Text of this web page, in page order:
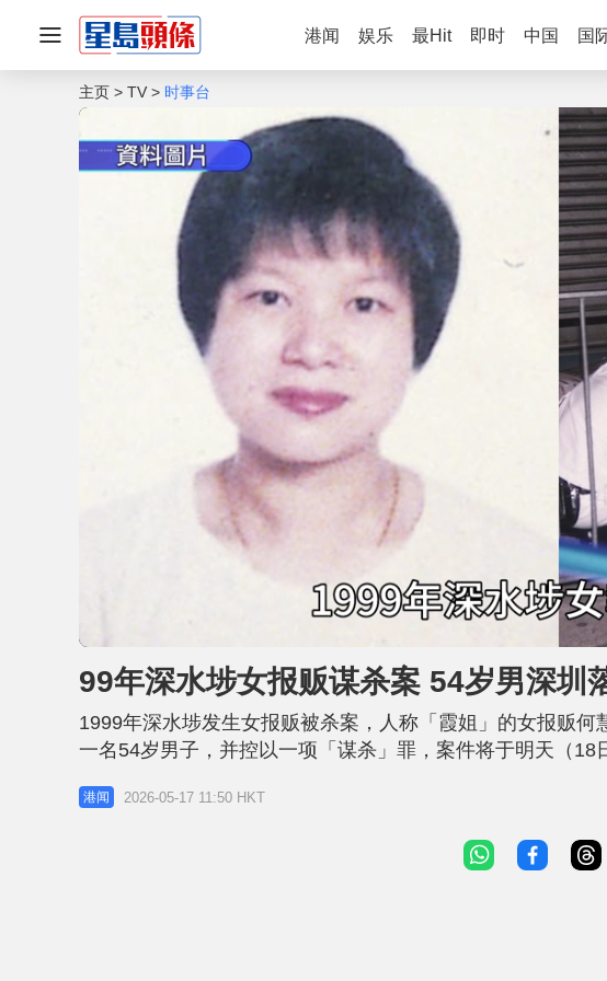
港闻 娱乐 最Hit 即时 中国 国
主页 TV 时事台
u
t
e
d
e
d
:
8
.
4
99年深水埗女报贩谋杀案 54岁男深圳
1999年深水埗发生女报贩被杀案，人称「霞姐」的女报贩
一名54岁男子，并控以一项「谋杀」罪，案件将于明天（
部警司贾锦琳今早（17日）在记者会交代案件，指警方在
日）早上在深圳湾口岸接收一名54岁男子，他涉嫌与一宗发
港闻 2026-05-17 11:50 HKT